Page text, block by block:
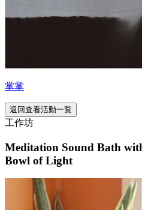
掌掌
返回查看活動一覧
工作坊
Meditation Sound Bath
Bowl of Light